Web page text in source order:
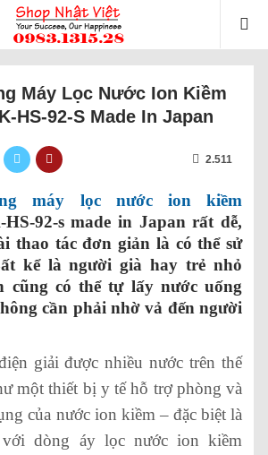
Máy Lọc Nước Ion Kiềm
HS-92-S Made In Japan
2.511
máy lọc nước ion kiềm
HS-92-s made in Japan rất dễ,
thao tác đơn giản là có thể sử
kể là người già hay trẻ nhỏ
cũng có thể tự lấy nước uống
cần phải nhờ vả đến người
giải được nhiều nước trên thế
một thiết bị y tế hỗ trợ phòng và
của nước ion kiềm – đặc biệt là
dòng áy lọc nước ion kiềm